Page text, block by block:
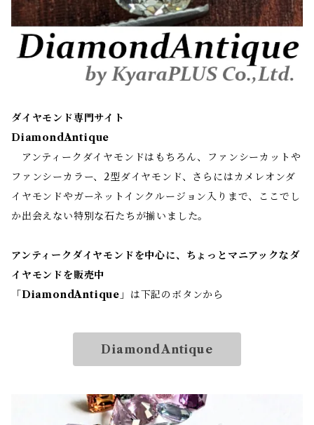
ダイヤモンド専門サイト
DiamondAntique
アンティークダイヤモンドはもちろん、ファンシーカットや
ファンシーカラー、2型ダイヤモンド、さらにはカメレオンダ
イヤモンドやガーネットインクルージョン入りまで、ここでし
か出会えない特別な石たちが揃いました。
アンティークダイヤモンドを中心に、ちょっとマニアックなダ
イヤモンドを販売中
「DiamondAntique 」は下記のボタンから
DiamondAntique